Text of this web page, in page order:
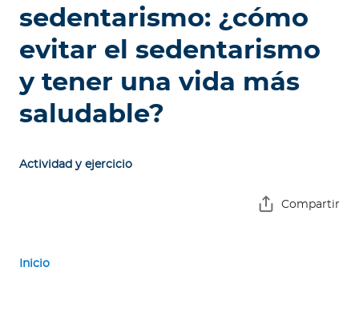
n
sedentarismo: ¿cómo
evitar el sedentarismo
y tener una vida más
saludable?
Actividad y ejercicio
Compartir
Inicio